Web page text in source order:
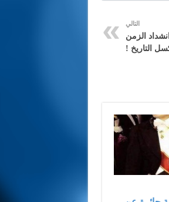
التالي
الزمن
التاريخ !